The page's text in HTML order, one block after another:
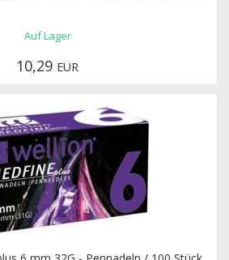
Auf Lager
10,29 EUR